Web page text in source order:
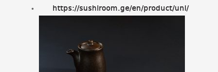
https://sushiroom.ge/en/product/uni/